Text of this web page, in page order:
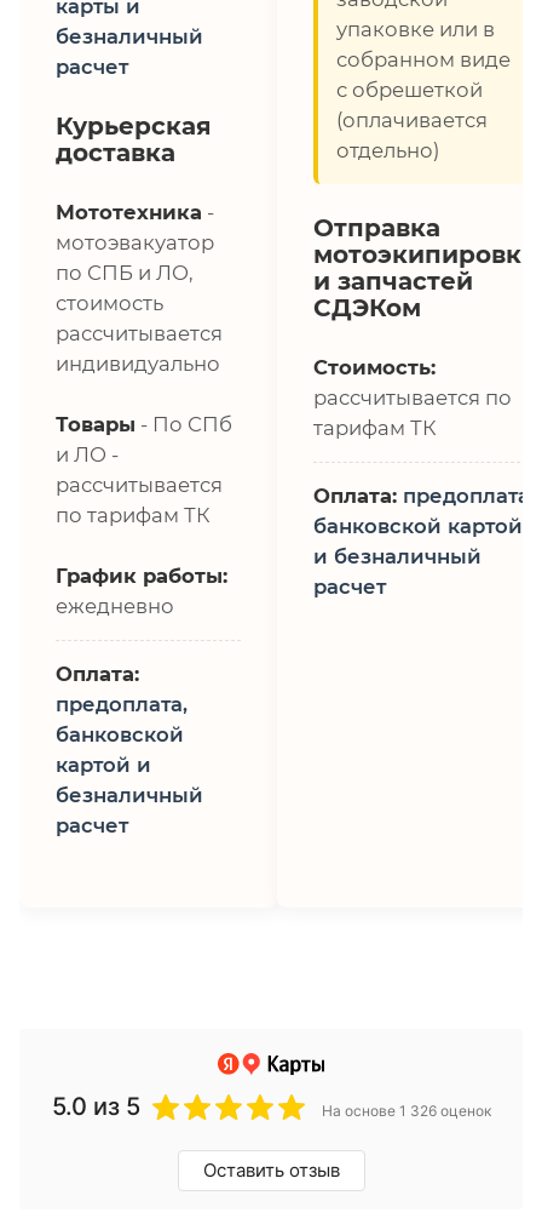
карты и
безналичный
расчет
Курьерская
доставка
Мототехника -
мотоэвакуатор
по СПБ и ЛО,
стоимость
рассчитывается
индивидуально
Товары - По СПб
и ЛО -
рассчитывается
по тарифам ТК
График работы:
ежедневно
Оплата:
предоплата,
банковской
картой и
безналичный
расчет
упаковке или в
собранном виде
с обрешеткой
(оплачивается
отдельно)
Отправка
мотоэкипировки
и запчастей
СДЭКом
Стоимость:
рассчитывается по
тарифам ТК
Оплата: предоплата,
банковской картой
и безналичный
расчет
5.0 из 5 На основе 1 326 оценок
Оставить отзыв